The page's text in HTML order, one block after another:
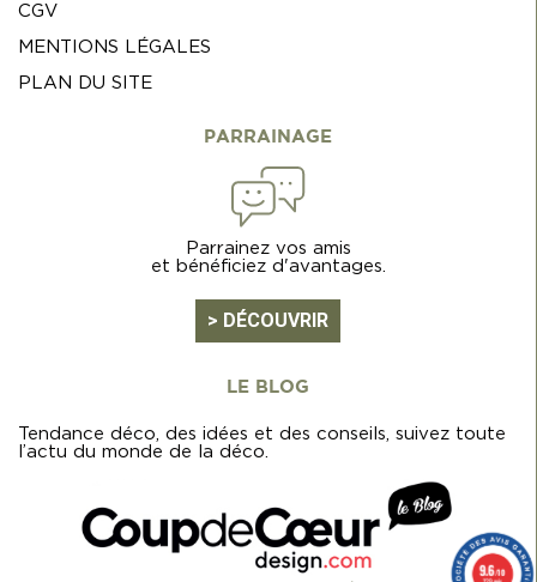
CGV
MENTIONS LÉGALES
PLAN DU SITE
PARRAINAGE
Parrainez vos amis
et bénéficiez d'avantages.
> DÉCOUVRIR
LE BLOG
Tendance déco, des idées et des conseils, suivez toute
l’actu du monde de la déco.
9.6/10